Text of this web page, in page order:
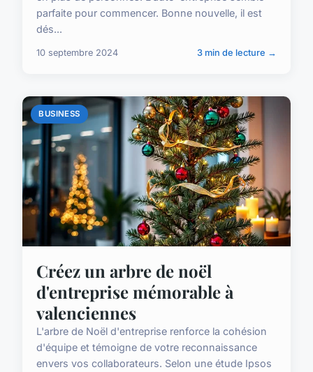
parfaite pour commencer. Bonne nouvelle, il est
dés...
10 septembre 2024 3 min de lecture →
BUSINESS
Créez un arbre de noël
d'entreprise mémorable à
valenciennes
L'arbre de Noël d'entreprise renforce la cohésion
d'équipe et témoigne de votre reconnaissance
envers vos collaborateurs. Selon une étude Ipsos